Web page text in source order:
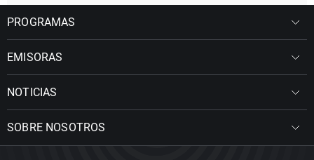
PROGRAMAS
EMISORAS
NOTICIAS
SOBRE NOSOTROS